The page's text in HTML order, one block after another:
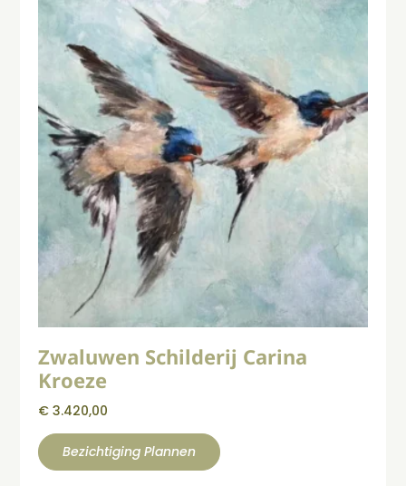
Zwaluwen Schilderij Carina
Kroeze
€ 3.420,00
Bezichtiging Plannen